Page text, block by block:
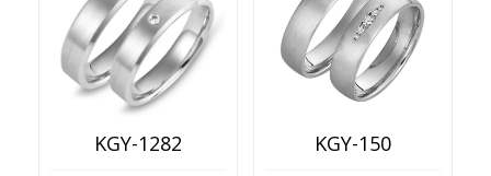
KGY-1282 KGY-150